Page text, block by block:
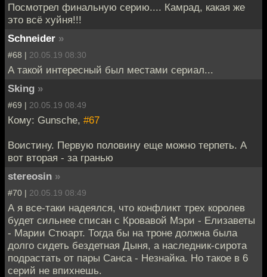
Посмотрел финальную серию.... Камрад, какая же
это всё хуйня!!!
Schneider »
#68 | 20.05.19 08:30
А такой интересный был местами сериал...
Sking »
#69 | 20.05.19 08:49
Кому: Gunsche, #67
Воистину. Первую половину еще можно терпеть. А
вот вторая - за гранью
stereosin »
#70 | 20.05.19 08:49
А я все-таки надеялся, что конфликт трех королев
будет сильнее списан с Кровавой Мэри - Елизаветы
- Марии Стюарт. Тогда бы на троне должна была
долго сидеть бездетная Дыня, а наследник-сирота
подрастать от пары Санса - Незнайка. Но такое в 6
серий не впихнешь.